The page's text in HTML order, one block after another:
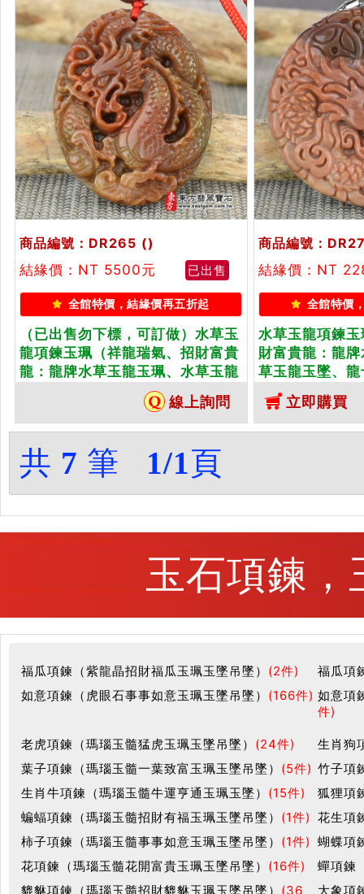
商品編號：DR265 ()
結緣價：NT 5500元
已出售
全館特價，結緣價再五折起
（已出售勿下標，可訂做）水草玉
龍項鍊玉珮（祥龍瑞氣、招財富貴
龍：龍牌水草玉龍玉珮、水草玉龍
玉墜、龍十二生肖項鍊）。水草玉
龍，DR265。客製化訂做各種水草
玉龍吊墜玉珮項鍊。★附東方翡翠
寶石保證卡
線上詢問
商品編號：
結緣價：NT
全館特價
水草玉龍項鍊
財富貴龍：龍
草玉龍玉墜、
水草玉龍，
種水草玉龍吊
方翡翠寶石保證
立即購買
共 7 筆 1/1頁
玉石項鍊
福瓜項鍊（紫龍晶招財福瓜玉珮玉墜吊墜） (2件)
福瓜項
如意項鍊（虎眼石事事如意玉珮玉墜吊墜） (166件) 如意項
件)
老虎項鍊（瑪瑙玉髓猛虎玉珮玉墜吊墜） (24件)
生肖狗
葉子項鍊（瑪瑙玉髓一葉致富玉珮玉墜吊墜） (5件) 竹子項
生肖牛項鍊（瑪瑙玉髓牛運亨通玉珮玉墜） (15件)
狐狸項
蝙蝠項鍊（瑪瑙玉髓招財有福玉珮玉墜吊墜） (1件) 花生項
柿子項鍊（瑪瑙玉髓事事如意玉珮玉墜吊墜） (1件) 蝴蝶項
花項鍊（瑪瑙玉髓花開富貴玉珮玉墜吊墜） (16件)
蟬項鍊
貔貅項鍊（瑪瑙玉髓招財貔貅玉珮玉墜吊墜） (36
大象項